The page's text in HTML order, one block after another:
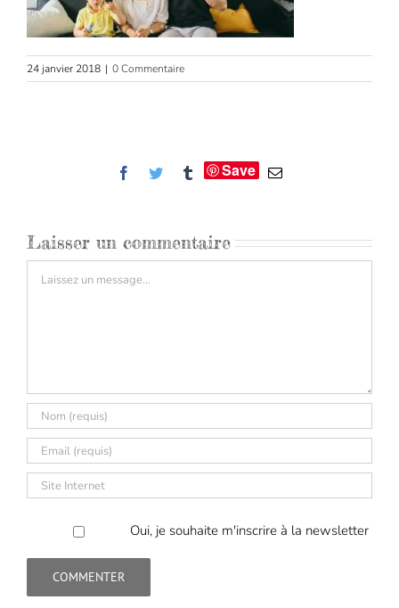
24 janvier 2018 | 0 Commentaire
Facebook
Twitter TumblrSave Email
Laisser un commentaire
Oui, je souhaite m'inscrire à la newsletter